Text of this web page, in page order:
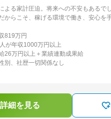
よる家計圧迫。将来への不安もあるでし
からこそ、稼げる環境で働き、安心を
819万円
が年収1000万円以上
26万円以上＋業績連動成果給
別、社歴一切関係なし
細を見る